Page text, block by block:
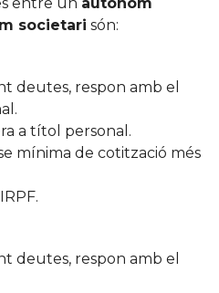
societari són:
deutes, respon amb el
a títol personal.
mínima de cotització més
deutes, respon amb el